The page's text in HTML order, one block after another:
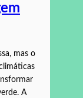
mas o
A